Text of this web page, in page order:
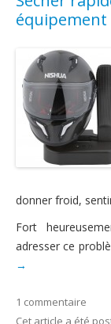
Qui sommes nous
Nous contacter
équipement
donner froid,
Fort
adresser ce
→
1 commentaire
Cet article a été